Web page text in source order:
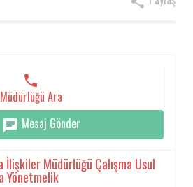
Müdürlüğü Ara
Mesaj Gönder
İlişkiler Müdürlüğü Çalışma Usul
Yönetmelik